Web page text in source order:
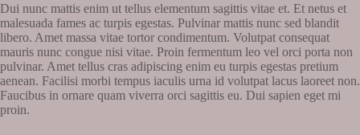
Dui nunc mattis enim ut tellus elementum sagittis vitae et. Et netus et
malesuada fames ac turpis egestas. Pulvinar mattis nunc sed blandit
libero. Amet massa vitae tortor condimentum. Volutpat consequat
mauris nunc congue nisi vitae. Proin fermentum leo vel orci porta non
pulvinar. Amet tellus cras adipiscing enim eu turpis egestas pretium
aenean. Facilisi morbi tempus iaculis urna id volutpat lacus laoreet non.
Faucibus in ornare quam viverra orci sagittis eu. Dui sapien eget mi
proin.